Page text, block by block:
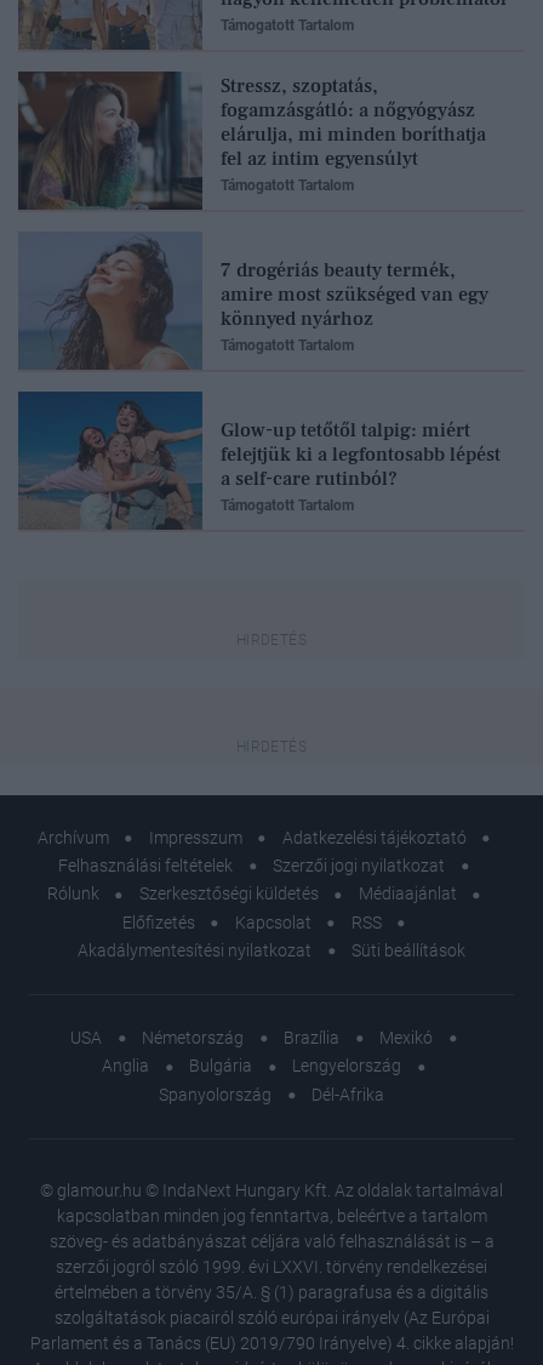
Támogatott Tartalom
Stressz, szoptatás,
fogamzásgátló: a nőgyógyász
elárulja, mi minden boríthatja
fel az intim egyensúlyt
Támogatott Tartalom
7 drogériás beauty termék,
amire most szükséged van egy
könnyed nyárhoz
Támogatott Tartalom
Glow-up tetőtől talpig: miért
felejtjük ki a legfontosabb lépést
a self-care rutinból?
Támogatott Tartalom
Archívum Impresszum
Adatkezelési tájékoztató
Felhasználási feltételek
Szerzői jogi nyilatkozat
Rólunk
Szerkesztőségi küldetés
Médiaajánlat
Előfizetés
Kapcsolat
RSS
Akadálymentesítési nyilatkozat
Süti beállítások
USA Németország Brazília
Mexikó
Anglia
Bulgária
Lengyelország
Spanyolország
Dél-Afrika
© glamour.hu © IndaNext Hungary Kft. Az oldalak tartalmával
kapcsolatban minden jog fenntartva, beleértve a tartalom
szöveg- és adatbányászat céljára való felhasználását is – a
szerzői jogról szóló 1999. évi LXXVI. törvény rendelkezései
értelmében a törvény 35/A. § (1) paragrafusa és a digitális
szolgáltatások piacairól szóló európai irányelv (Az Európai
Parlament és a Tanács (EU) 2019/790 Irányelve) 4. cikke alapján!